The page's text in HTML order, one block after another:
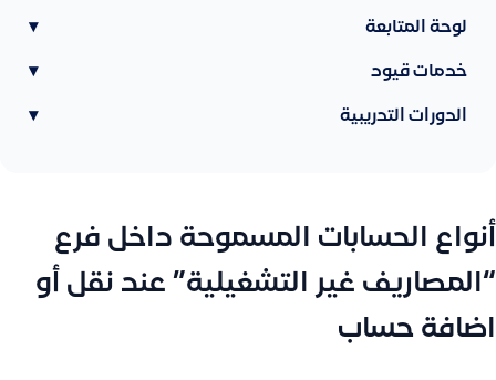
لوحة المتابعة ▾
خدمات قيود ▾
الدورات التدريبية ▾
أنواع الحسابات المسموحة داخل فرع
“المصاريف غير التشغيلية” عند نقل أو
اضافة حساب